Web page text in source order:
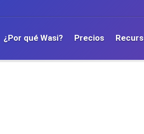
¿Por qué Wasi? Precios